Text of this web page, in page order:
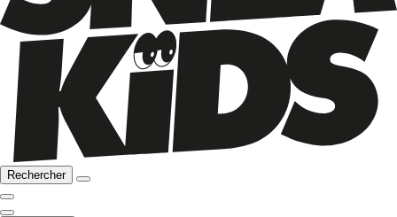
Rechercher